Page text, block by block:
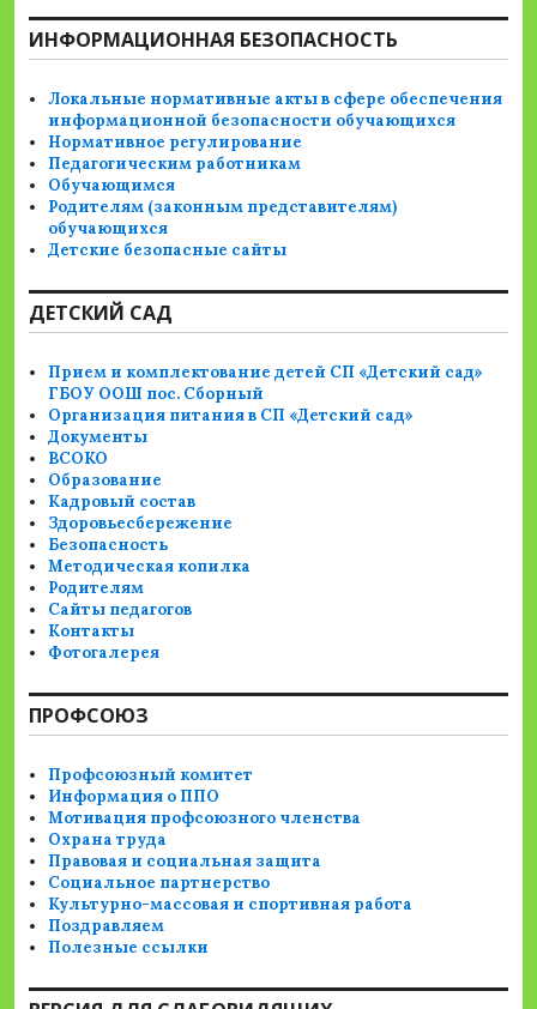
ИНФОРМАЦИОННАЯ БЕЗОПАСНОСТЬ
Локальные нормативные акты в сфере обеспечения
информационной безопасности обучающихся
Нормативное регулирование
Педагогическим работникам
Обучающимся
Родителям (законным представителям)
обучающихся
Детские безопасные сайты
ДЕТСКИЙ САД
Прием и комплектование детей СП «Детский сад»
ГБОУ ООШ пос. Сборный
Организация питания в СП «Детский сад»
Документы
ВСОКО
Образование
Кадровый состав
Здоровьесбережение
Безопасность
Методическая копилка
Родителям
Сайты педагогов
Контакты
Фотогалерея
ПРОФСОЮЗ
Профсоюзный комитет
Информация о ППО
Мотивация профсоюзного членства
Охрана труда
Правовая и социальная защита
Социальное партнерство
Культурно-массовая и спортивная работа
Поздравляем
Полезные ссылки